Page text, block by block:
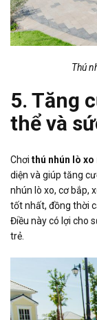
Thú
5. Tăng
thể và
Chơi thú nhún lò
diện và giúp tăng
nhún lò xo, cơ bắp,
tốt nhất, đồng thời
Điều này có lợi cho
trẻ.